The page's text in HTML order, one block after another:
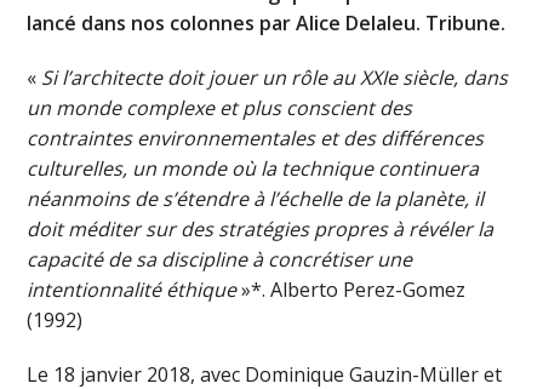
lancé dans nos colonnes par Alice Delaleu. Tribune.
« Si l’architecte doit jouer un rôle au XXIe siècle, dans
un monde complexe et plus conscient des
contraintes environnementales et des différences
culturelles, un monde où la technique continuera
néanmoins de s’étendre à l’échelle de la planète, il
doit méditer sur des stratégies propres à révéler la
capacité de sa discipline à concrétiser une
intentionnalité éthique»*. Alberto Perez-Gomez
(1992)
Le 18 janvier 2018, avec Dominique Gauzin-Müller et